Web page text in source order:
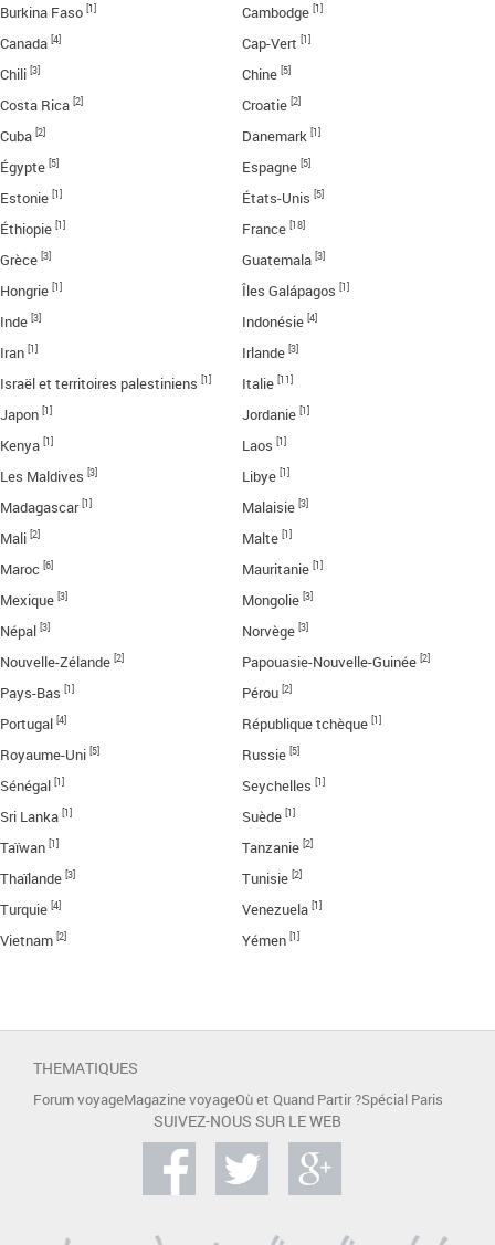
Burkina Faso [1] Cambodge [1]
Canada [4] Cap-Vert [1]
Chili [3] Chine [5]
Costa Rica [2] Croatie [2]
Cuba [2] Danemark [1]
Égypte [5] Espagne [5]
Estonie [1] États-Unis [5]
Éthiopie [1] France [18]
Grèce [3] Guatemala [3]
Hongrie [1] Îles Galápagos [1]
Inde [3] Indonésie [4]
Iran [1] Irlande [3]
Israël et territoires palestiniens [1] Italie [11]
Japon [1] Jordanie [1]
Kenya [1] Laos [1]
Les Maldives [3] Libye [1]
Madagascar [1] Malaisie [3]
Mali [2] Malte [1]
Maroc [6] Mauritanie [1]
Mexique [3] Mongolie [3]
Népal [3] Norvège [3]
Nouvelle-Zélande [2] Papouasie-Nouvelle-Guinée [2]
Pays-Bas [1] Pérou [2]
Portugal [4] République tchèque [1]
Royaume-Uni [5] Russie [5]
Sénégal [1] Seychelles [1]
Sri Lanka [1] Suède [1]
Taïwan [1] Tanzanie [2]
Thaïlande [3] Tunisie [2]
Turquie [4] Venezuela [1]
Vietnam [2] Yémen [1]
THEMATIQUES
Forum voyageMagazine voyageOù et Quand Partir ?Spécial Paris
SUIVEZ-NOUS SUR LE WEB